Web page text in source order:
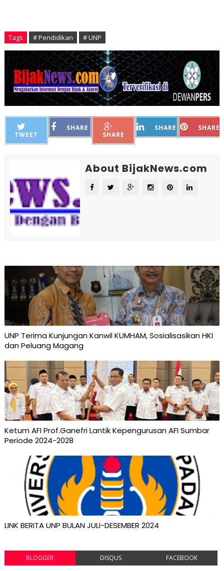
Tags # Pendidikan # UNP
TWEET
SHARE
SHARE
SHARE SHARE
About BijakNews.com
UNP Terima Kunjungan Kanwil KUMHAM, Sosialisasikan HKI
dan Peluang Magang
Ketum AFI Prof.Ganefri Lantik Kepengurusan AFI Sumbar
Periode 2024-2028
LINK BERITA UNP BULAN JULI-DESEMBER 2024
BLOGGER DISQUS FACEBOOK